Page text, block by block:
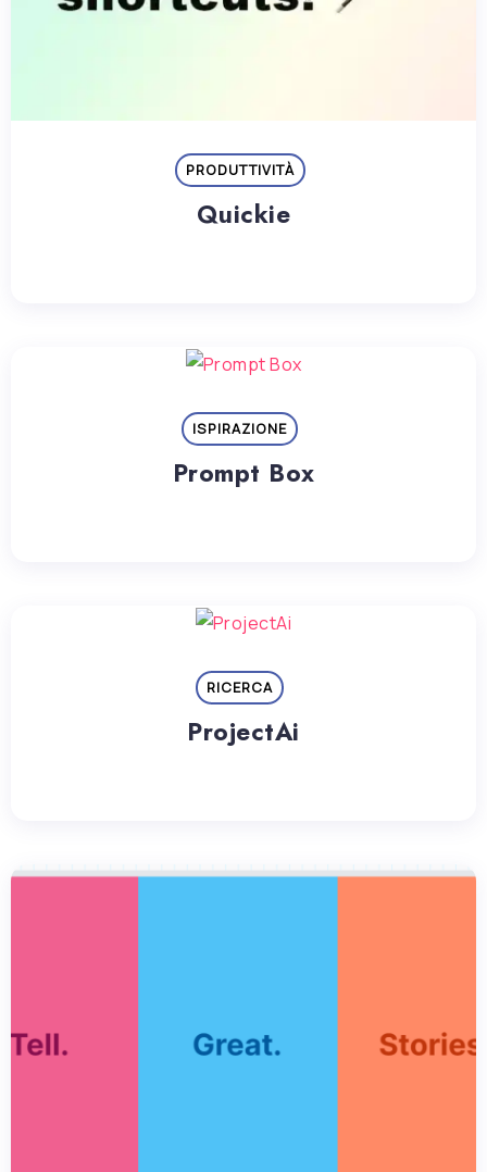
PRODUTTIVITÀ
Quickie
ISPIRAZIONE
Prompt Box
RICERCA
ProjectAi